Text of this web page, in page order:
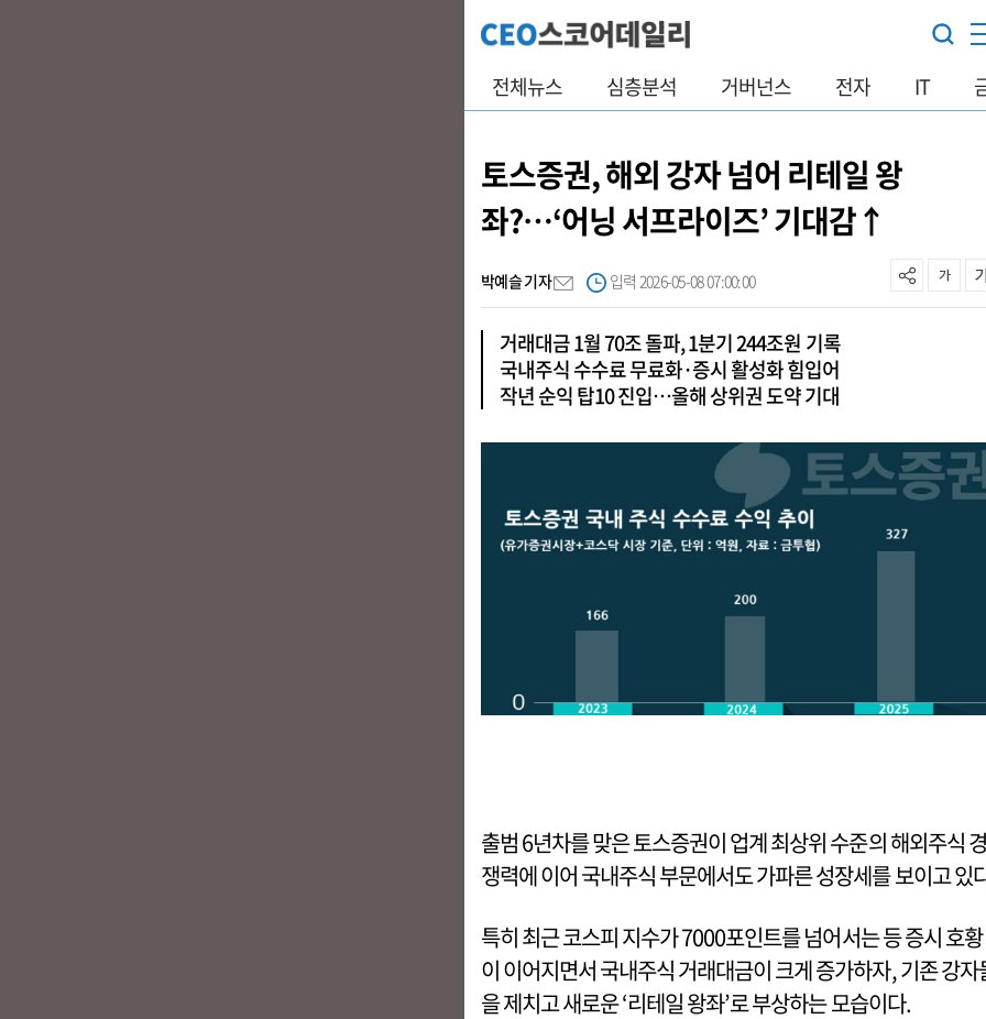
전체뉴스 심층분석 거버넌스 전자 IT
토스증권, 해외 강자 넘어 리테일 왕
좌?…‘어닝 서프라이즈’ 기대감↑
박예슬 기자 입력 2026-05-08 07:00:00
거래대금 1월 70조 돌파, 1분기 244조원 기록
국내주식 수수료 무료화·증시 활성화 힘입어
작년 순익 탑10 진입…올해 상위권 도약 기대
출범 6년차를 맞은 토스증권이 업계 최상위 수준의 해외주식 경
쟁력에 이어 국내주식 부문에서도 가파른 성장세를 보이고 있
특히 최근 코스피 지수가 7000포인트를 넘어서는 등 증시 호황
이 이어지면서 국내주식 거래대금이 크게 증가하자, 기존 강자
을 제치고 새로운 ‘리테일 왕좌’로 부상하는 모습이다.